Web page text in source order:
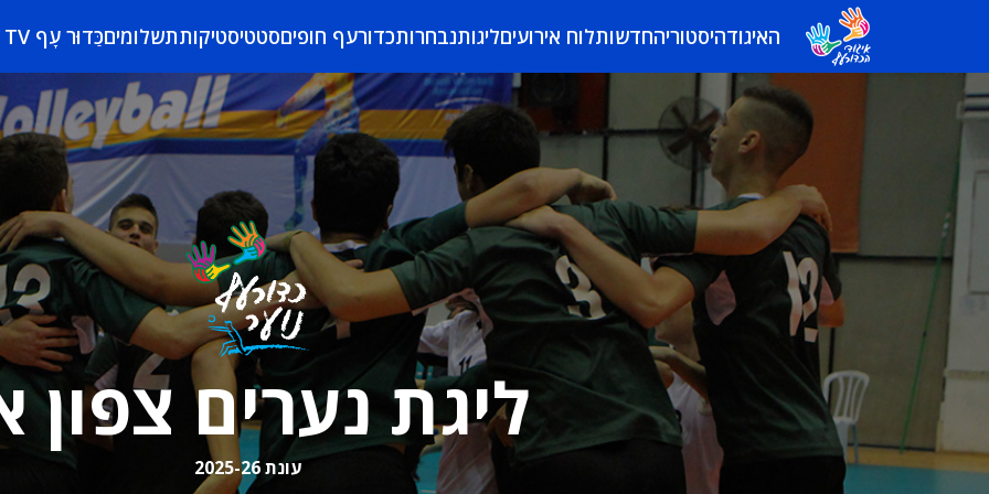
האיגודהיסטוריהחדשותלוח אירועיםליגותנבחרותכדורעף חופיםסטטיסטיקותתשלומיםכַּדוּר עָף TV
ליגת נערים צפון
עונת 2025-26